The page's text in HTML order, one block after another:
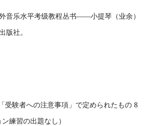
音乐水平考级教程丛书——小提琴（业余）
版社。
受験者への注意事項」で定められたもの 8
練習の出題なし）